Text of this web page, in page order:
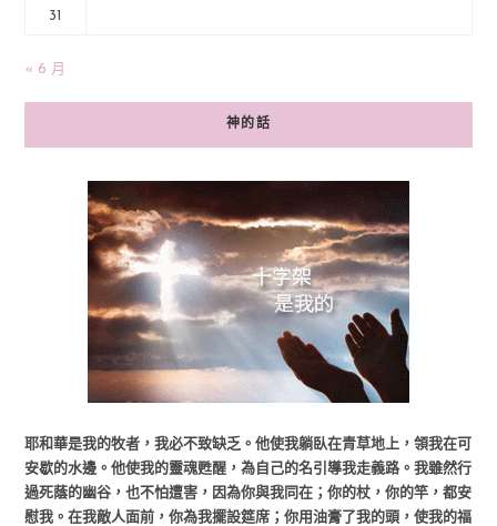
31
« 6 月
神的話
耶和華是我的牧者，我必不致缺乏。他使我躺臥在青草地上，領我在可
安歇的水邊。他使我的靈魂甦醒，為自己的名引導我走義路。我雖然行
過死蔭的幽谷，也不怕遭害，因為你與我同在；你的杖，你的竿，都安
慰我。在我敵人面前，你為我擺設筵席；你用油膏了我的頭，使我的福